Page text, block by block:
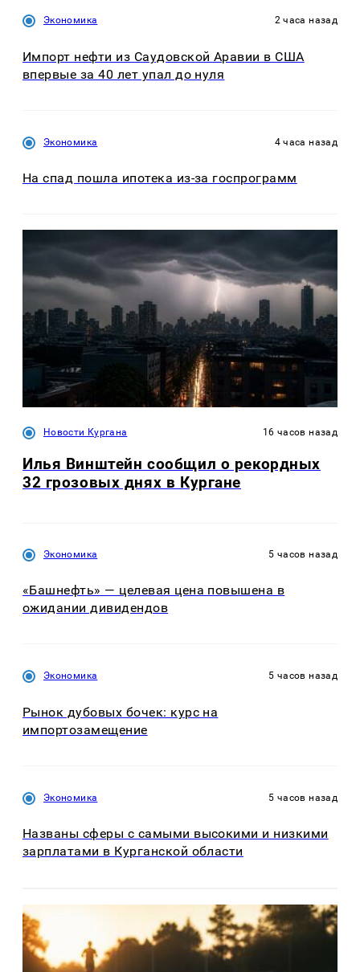
Экономика 2 часа назад
Импорт нефти из Саудовской Аравии в США
впервые за 40 лет упал до нуля
Экономика 4 часа назад
На спад пошла ипотека из-за госпрограмм
Новости Кургана 16 часов назад
Илья Винштейн сообщил о рекордных
32 грозовых днях в Кургане
Экономика 5 часов назад
«Башнефть» — целевая цена повышена в
ожидании дивидендов
Экономика 5 часов назад
Рынок дубовых бочек: курс на
импортозамещение
Экономика 5 часов назад
Названы сферы с самыми высокими и низкими
зарплатами в Курганской области